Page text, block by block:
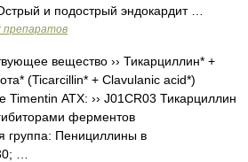
и подострый эндокардит …
препаратов
вещество ›› Тикарциллин* +
(Ticarcillin* + Clavulanic acid*)
Timentin АТХ: ›› J01CR03 Тикарциллин
ферментов
группа: Пенициллины в
…